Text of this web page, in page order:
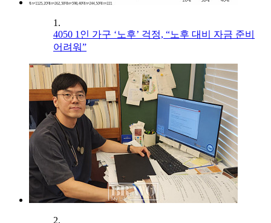
1.
4050 1인 가구 ‘노후’ 걱정, “노후 대비 자금 준비
어려워”
2.